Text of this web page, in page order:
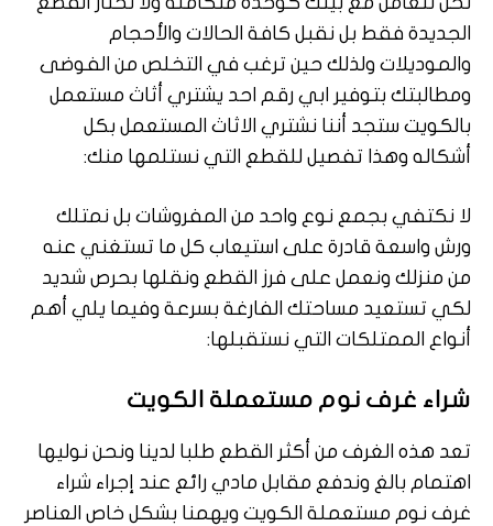
الجديدة فقط بل نقبل كافة الحالات والأحجام
والموديلات ولذلك حين ترغب في التخلص من الفوضى
ومطالبتك بتوفير ابي رقم احد يشتري أثاث مستعمل
بالكويت ستجد أننا نشتري الاثاث المستعمل بكل
أشكاله وهذا تفصيل للقطع التي نستلمها منك:
لا نكتفي بجمع نوع واحد من المفروشات بل نمتلك
ورش واسعة قادرة على استيعاب كل ما تستغني عنه
من منزلك ونعمل على فرز القطع ونقلها بحرص شديد
لكي تستعيد مساحتك الفارغة بسرعة وفيما يلي أهم
أنواع الممتلكات التي نستقبلها:
شراء غرف نوم مستعملة الكويت
تعد هذه الغرف من أكثر القطع طلبا لدينا ونحن نوليها
اهتمام بالغ وندفع مقابل مادي رائع عند إجراء شراء
غرف نوم مستعملة الكويت ويهمنا بشكل خاص العناصر